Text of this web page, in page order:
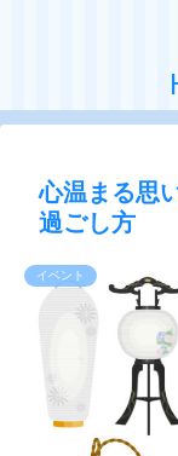
心温まる思
過ごし方
イベント